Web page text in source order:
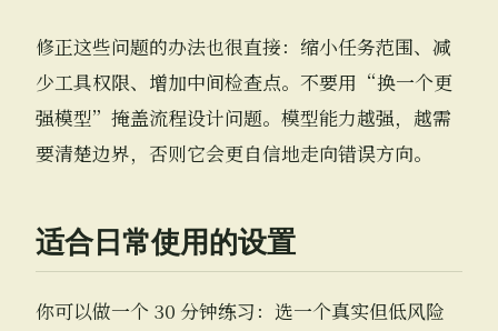
修正这些问题的办法也很直接：缩小任务范围、减
少工具权限、增加中间检查点。不要用“换一个更
强模型”掩盖流程设计问题。模型能力越强，越需
要清楚边界，否则它会更自信地走向错误方向。
适合日常使用的设置
你可以做一个 30 分钟练习：选一个真实但低风险